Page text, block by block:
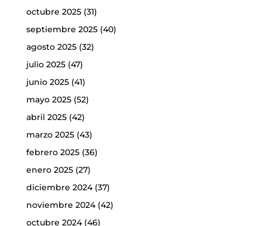
octubre 2025(31)
septiembre 2025(40)
agosto 2025(32)
julio 2025(47)
junio 2025(41)
mayo 2025(52)
abril 2025(42)
marzo 2025(43)
febrero 2025(36)
enero 2025(27)
diciembre 2024(37)
noviembre 2024(42)
octubre 2024(46)